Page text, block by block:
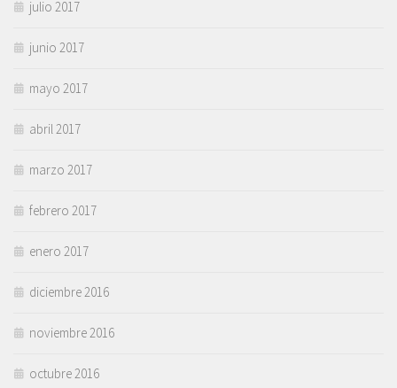
julio 2017
junio 2017
mayo 2017
abril 2017
marzo 2017
febrero 2017
enero 2017
diciembre 2016
noviembre 2016
octubre 2016